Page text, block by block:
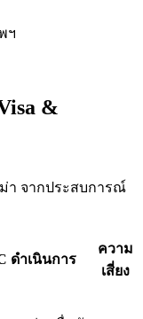
ฯ
&
า จากประสบการณ์
ดำเนินการ
ความ
เสี่ยง